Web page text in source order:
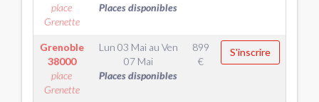
place
Grenette
Places disponibles
Grenoble
38000
place
Grenette
Lun 03 Maiau Ven
07 Mai
Places disponibles
899
€
S'inscrire